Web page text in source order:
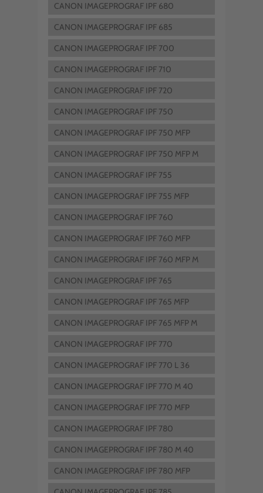
CANON IMAGEPROGRAF IPF 680
CANON IMAGEPROGRAF IPF 685
CANON IMAGEPROGRAF IPF 700
CANON IMAGEPROGRAF IPF 710
CANON IMAGEPROGRAF IPF 720
CANON IMAGEPROGRAF IPF 750
CANON IMAGEPROGRAF IPF 750 MFP
CANON IMAGEPROGRAF IPF 750 MFP M
40
CANON IMAGEPROGRAF IPF 755
CANON IMAGEPROGRAF IPF 755 MFP
CANON IMAGEPROGRAF IPF 760
CANON IMAGEPROGRAF IPF 760 MFP
CANON IMAGEPROGRAF IPF 760 MFP M
40
CANON IMAGEPROGRAF IPF 765
CANON IMAGEPROGRAF IPF 765 MFP
CANON IMAGEPROGRAF IPF 765 MFP M
40
CANON IMAGEPROGRAF IPF 770
CANON IMAGEPROGRAF IPF 770 L 36
CANON IMAGEPROGRAF IPF 770 M 40
CANON IMAGEPROGRAF IPF 770 MFP
CANON IMAGEPROGRAF IPF 780
CANON IMAGEPROGRAF IPF 780 M 40
CANON IMAGEPROGRAF IPF 780 MFP